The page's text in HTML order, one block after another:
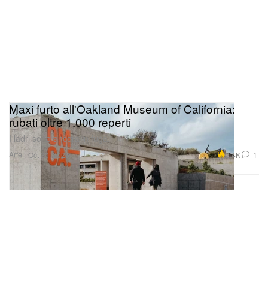
Arte
Maxi furto all'Oakland Museum of California:
rubati oltre 1.000 reperti
I ladri sono ancora in fuga.
Oct 30, 2025 2.4K 1